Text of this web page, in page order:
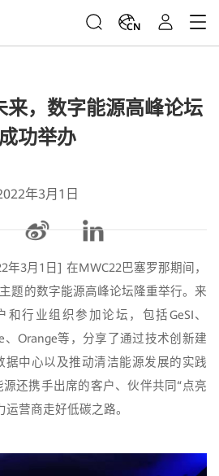
CN
来，数字能源高峰论坛
成功举办
年3月1日
年3月1日] 在MWC22巴塞罗那期间，
题的数字能源高峰论坛隆重举行。来
行业组织参加论坛，包括GeSI、
、Orange等，分享了通过技术创新建
据中心以及推动清洁能源发展的实践
还携手出席的客户、伙伴共同“点亮
营商走好低碳之路。